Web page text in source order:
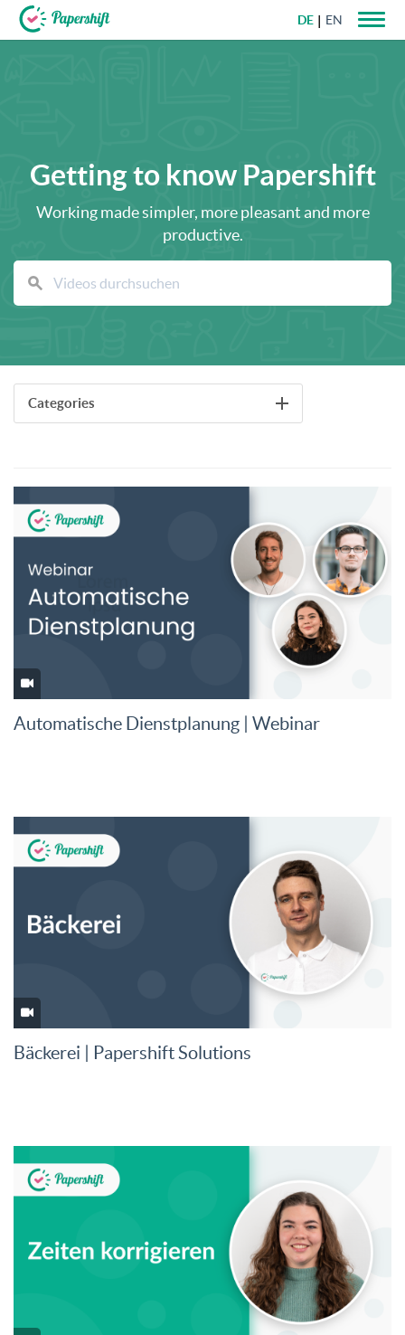
DE EN
Getting to know Papershift
Working made simpler, more pleasant and more
productive.
Categories
Automatische Dienstplanung | Webinar
Bäckerei | Papershift Solutions